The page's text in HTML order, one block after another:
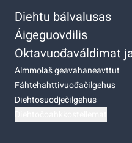
Diehtu bálvalusas
Áigeguovdilis
Oktavuođaváldimat
Almmolaš geavahaneavttut
Fáhtehahttivuođačilgehus
Diehtosuodječilgehus